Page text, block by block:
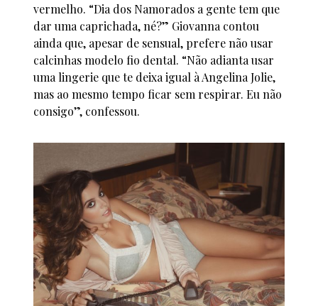
vermelho. “Dia dos Namorados a gente tem que
dar uma caprichada, né?” Giovanna contou
ainda que, apesar de sensual, prefere não usar
calcinhas modelo fio dental. “Não adianta usar
uma lingerie que te deixa igual à Angelina Jolie,
mas ao mesmo tempo ficar sem respirar. Eu não
consigo”, confessou.